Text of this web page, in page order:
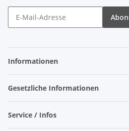
Informationen
Gesetzliche Informationen
Service / Infos